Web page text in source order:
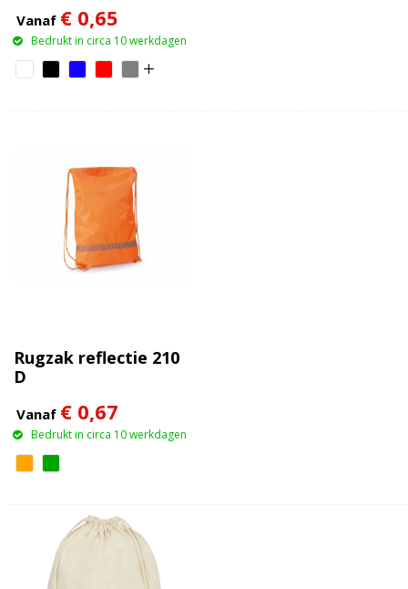
Vanaf € 0,65
Bedrukt in circa 10 werkdagen
Rugzak reflectie 210
D
Vanaf € 0,67
Bedrukt in circa 10 werkdagen